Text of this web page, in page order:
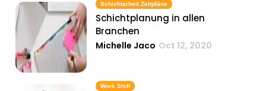
Schichtarbeit Zeitpläne
Schichtplanung in allen
Branchen
Michelle Jaco Oct 12, 2020
Work Shift